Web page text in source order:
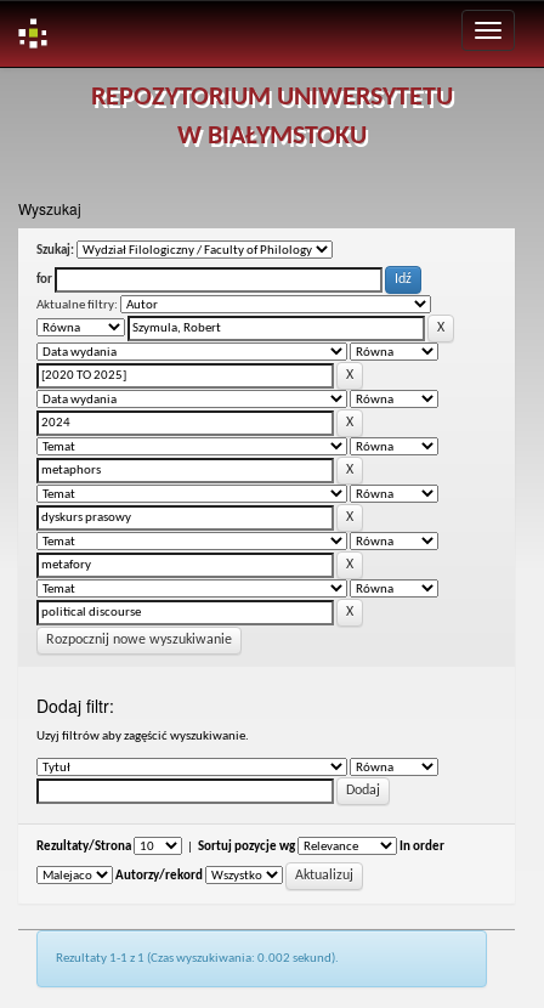
REPOZYTORIUM UNIWERSYTETU
W BIAŁYMSTOKU
Wyszukaj
Szukaj:
for
Aktualne filtry:
Rozpocznij nowe wyszukiwanie
Dodaj filtr:
Uzyj filtrów aby zagęścić wyszukiwanie.
Rezultaty/Strona Sortuj pozycje wg In order
Autorzy/rekord
Rezultaty 1-1 z 1 (Czas wyszukiwania: 0.002 sekund).